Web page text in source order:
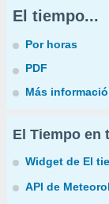
El tiempo...
Por horas
PDF
Más
El Tiempo en
Widget de El
API de